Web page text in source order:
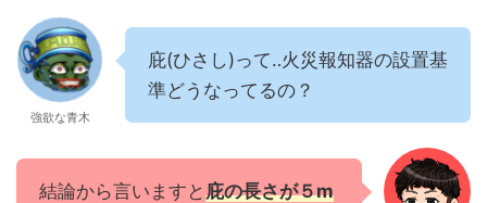
強欲な青木
庇(ひさし)って‥火災報知器の設置基
準どうなってるの？
結論から言いますと庇の長さが５m